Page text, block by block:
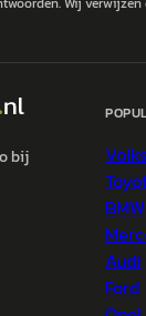
bij
BMW
Audi
Ford